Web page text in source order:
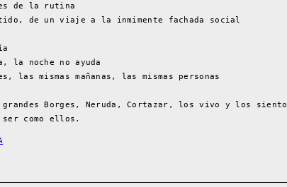
de la rutina
de un viaje a la inmimente fachada social
la noche no ayuda
las mismas mañanas, las mismas personas
grandes Borges, Neruda, Cortazar, los vivo y los siento
como ellos.